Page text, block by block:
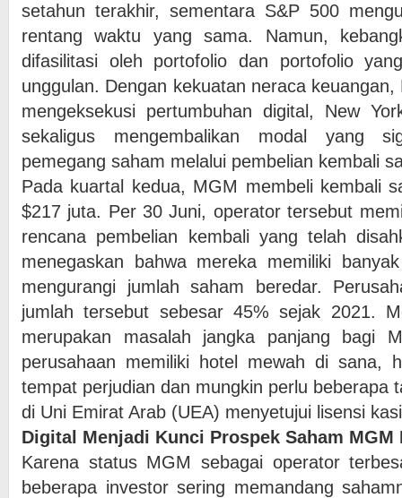
setahun terakhir, sementara S&P 500
rentang waktu yang sama. Namun,
difasilitasi oleh portofolio dan portofolio
unggulan. Dengan kekuatan neraca
mengeksekusi pertumbuhan digital, New
sekaligus mengembalikan modal yang
pemegang saham melalui pembelian kembali
Pada kuartal kedua, MGM membeli kembali
$217 juta. Per 30 Juni, operator tersebut
rencana pembelian kembali yang telah
menegaskan bahwa mereka memiliki
mengurangi jumlah saham beredar.
jumlah tersebut sebesar 45% sejak 2021.
merupakan masalah jangka panjang bagi
perusahaan memiliki hotel mewah di sana,
tempat perjudian dan mungkin perlu beberapa
di Uni Emirat Arab (UEA) menyetujui lisensi
Digital Menjadi Kunci Prospek Saham MGM
Karena status MGM sebagai operator
beberapa investor sering memandang